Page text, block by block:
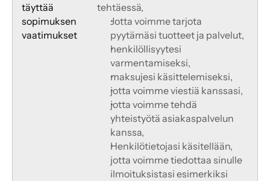
täyttää
sopimuksen
vaatimukset
tehtäessä,
Jotta voimme tarjota
pyytämäsi tuotteet ja palvelut,
henkilöllisyytesi
varmentamiseksi,
maksujesi käsittelemiseksi,
jotta voimme viestiä kanssasi,
jotta voimme tehdä
yhteistyötä asiakaspalvelun
kanssa,
Henkilötietojasi käsitellään,
jotta voimme tiedottaa sinulle
ilmoituksistasi esimerkiksi